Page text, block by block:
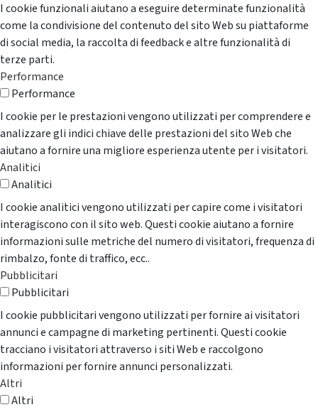
I cookie funzionali aiutano a eseguire determinate funzionalità
come la condivisione del contenuto del sito Web su piattaforme
di social media, la raccolta di feedback e altre funzionalità di
terze parti.
Performance
Performance
I cookie per le prestazioni vengono utilizzati per comprendere e
analizzare gli indici chiave delle prestazioni del sito Web che
aiutano a fornire una migliore esperienza utente per i visitatori.
Analitici
Analitici
I cookie analitici vengono utilizzati per capire come i visitatori
interagiscono con il sito web. Questi cookie aiutano a fornire
informazioni sulle metriche del numero di visitatori, frequenza di
rimbalzo, fonte di traffico, ecc..
Pubblicitari
Pubblicitari
I cookie pubblicitari vengono utilizzati per fornire ai visitatori
annunci e campagne di marketing pertinenti. Questi cookie
tracciano i visitatori attraverso i siti Web e raccolgono
informazioni per fornire annunci personalizzati.
Altri
Altri